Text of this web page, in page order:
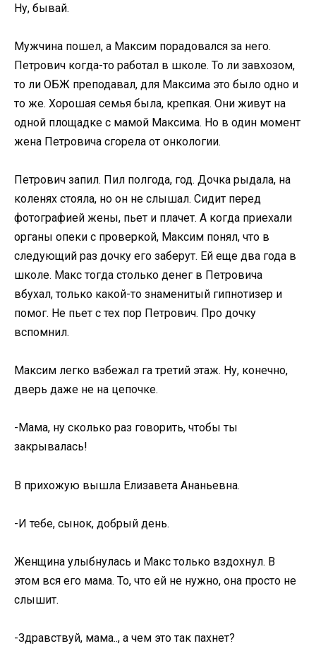
Ну, бывай.
Мужчина пошел, а Максим порадовался за него.
Петрович когда-то работал в школе. То ли завхозом,
то ли ОБЖ преподавал, для Максима это было одно и
то же. Хорошая семья была, крепкая. Они живут на
одной площадке с мамой Максима. Но в один момент
жена Петровича сгорела от онкологии.
Петрович запил. Пил полгода, год. Дочка рыдала, на
коленях стояла, но он не слышал. Сидит перед
фотографией жены, пьет и плачет. А когда приехали
органы опеки с проверкой, Максим понял, что в
следующий раз дочку его заберут. Ей еще два года в
школе. Макс тогда столько денег в Петровича
вбухал, только какой-то знаменитый гипнотизер и
помог. Не пьет с тех пор Петрович. Про дочку
вспомнил.
Максим легко взбежал га третий этаж. Ну, конечно,
дверь даже не на цепочке.
-Мама, ну сколько раз говорить, чтобы ты
закрывалась!
В прихожую вышла Елизавета Ананьевна.
-И тебе, сынок, добрый день.
Женщина улыбнулась и Макс только вздохнул. В
этом вся его мама. То, что ей не нужно, она просто не
слышит.
-Здравствуй, мама.., а чем это так пахнет?